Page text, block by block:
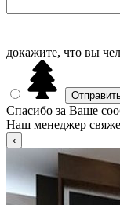
докажите, что вы
Спасибо за Ваше
Наш менеджер